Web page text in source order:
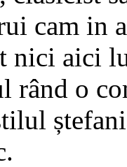
cam in
nici aici
rând o